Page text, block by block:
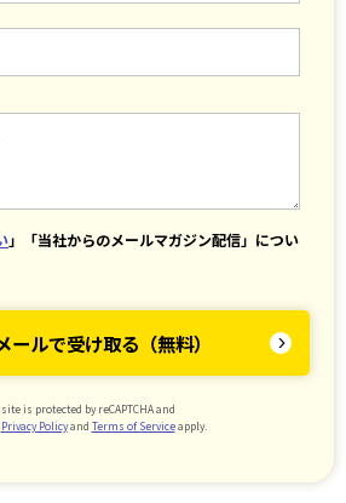
」「当社からのメールマガジン配信」につい
is protected by reCAPTCHA and
Privacy Policyand Terms of Serviceapply.